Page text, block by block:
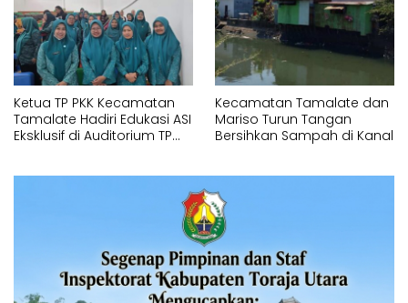
Ketua TP PKK Kecamatan
Tamalate Hadiri Edukasi ASI
Eksklusif di Auditorium TP
Kecamatan Tamalate dan
Mariso Turun Tangan
Bersihkan Sampah di Kanal